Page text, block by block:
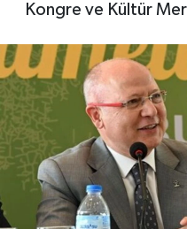
Kongre ve Kültür